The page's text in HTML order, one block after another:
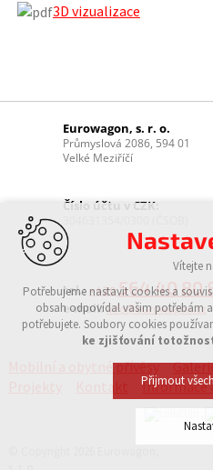
3D vizualizace
Eurowagon, s. r. o.
Průmyslová 2086, 594 01
Velké Meziříčí
Číslo účtu v CZK:
tel.: +420564 40 80
e-mail:info@eurowagon.cz
Mobilní a obytné přívěsy
Informace
Vítejte
Potřebujeme nastavit cookies a
obsah odpovídal vašim potřebám
potřebujete. Soubory cookies
ke zjišťování
Přijmout